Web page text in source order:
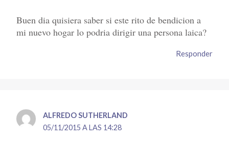
Buen dia quisiera saber si este rito de bendicion a
mi nuevo hogar lo podria dirigir una persona laica?
Responder
ALFREDO SUTHERLAND
05/11/2015 A LAS 14:28